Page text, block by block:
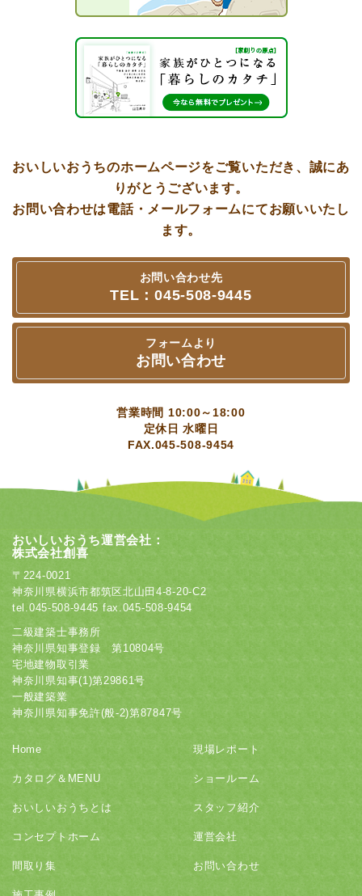
おいしいおうちのホームページをご覧いただき、誠にあ
りがとうございます。
お問い合わせは電話・メールフォームにてお願いいたし
ます。
お問い合わせ先
TEL：045‐508‐9445
フォームより
お問い合わせ
営業時間 10:00～18:00
定休日 水曜日
FAX.045-508-9454
おいしいおうち運営会社：
株式会社創喜
〒224-0021
神奈川県横浜市都筑区北山田4-8-20-C2
tel.045-508-9445 fax.045-508-9454
二級建築士事務所
神奈川県知事登録 第10804号
宅地建物取引業
神奈川県知事(1)第29861号
一般建築業
神奈川県知事免許(般-2)第87847号
Home
カタログ＆MENU
おいしいおうちとは
コンセプトホーム
間取り集
現場レポート
ショールーム
スタッフ紹介
運営会社
お問い合わせ